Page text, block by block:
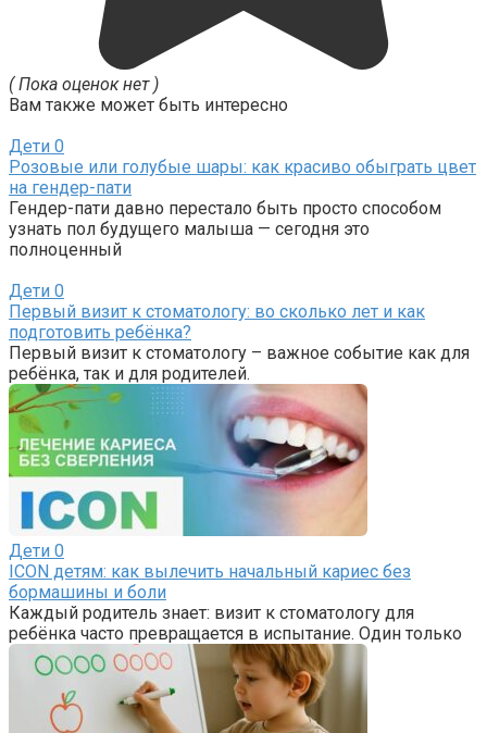
( Пока оценок нет )
Вам также может быть интересно
Дети 0
Розовые или голубые шары: как красиво обыграть цвет
на гендер-пати
Гендер-пати давно перестало быть просто способом
узнать пол будущего малыша — сегодня это
полноценный
Дети 0
Первый визит к стоматологу: во сколько лет и как
подготовить ребёнка?
Первый визит к стоматологу – важное событие как для
ребёнка, так и для родителей.
Дети 0
ICON детям: как вылечить начальный кариес без
бормашины и боли
Каждый родитель знает: визит к стоматологу для
ребёнка часто превращается в испытание. Один только